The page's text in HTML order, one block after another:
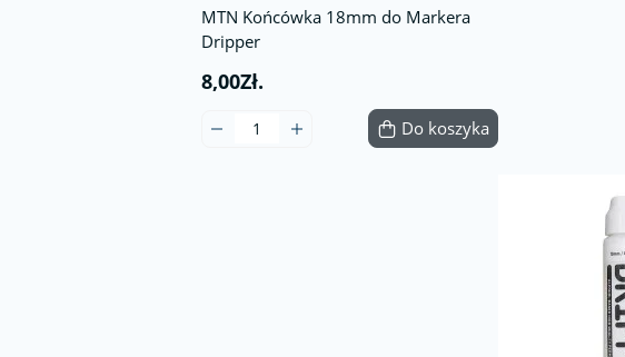
MTN Końcówka 18mm do Markera
Dripper
8,00Zł.
Do koszyka